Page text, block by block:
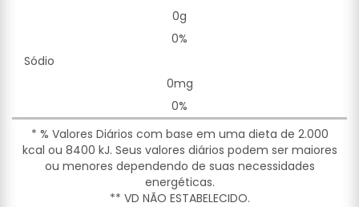
0g
0%
Sódio
0mg
0%
* % Valores Diários com base em uma dieta de 2.000
kcal ou 8400 kJ. Seus valores diários podem ser maiores
ou menores dependendo de suas necessidades
energéticas.
** VD NÃO ESTABELECIDO.